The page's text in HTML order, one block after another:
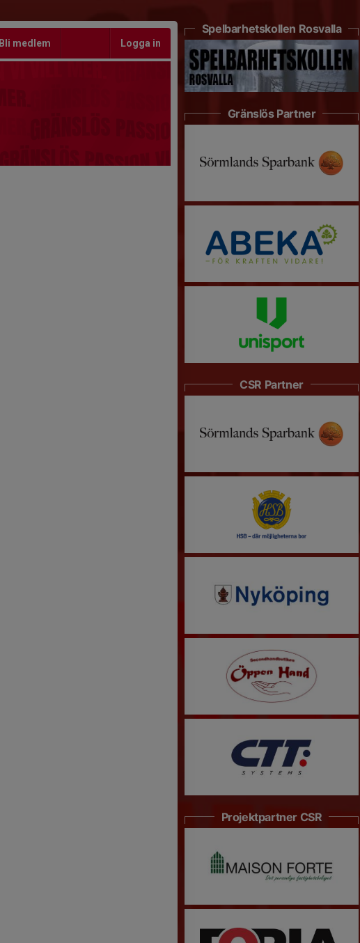
Bli medlem Logga in
Spelbarhetskollen Rosvalla
Gränslös Partner
CSR Partner
Projektpartner CSR